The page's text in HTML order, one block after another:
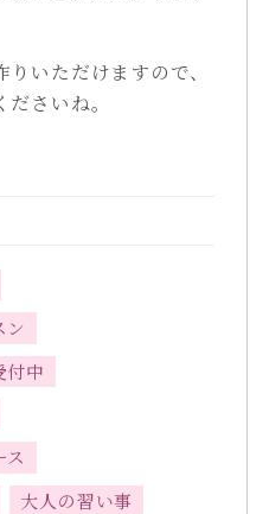
いただけますので、
さいね。
ン
付中
ス
大人の習い事